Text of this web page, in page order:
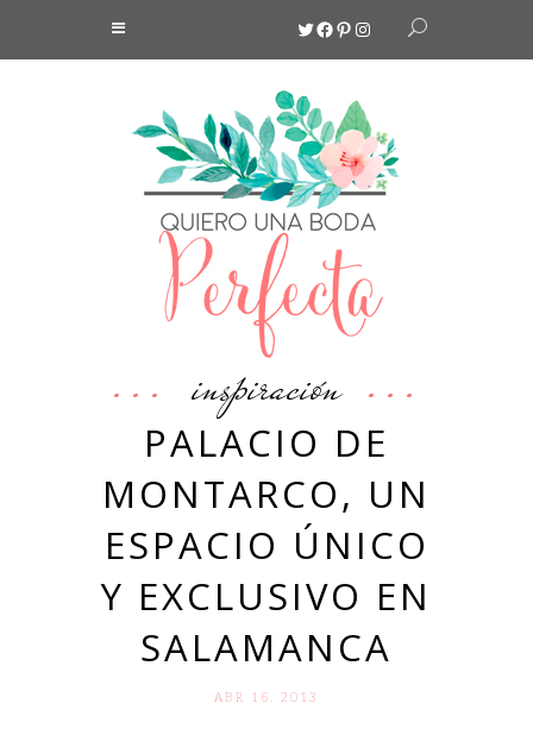
Twitter
Facebook
Pinterest
Instagram
inspiración
PALACIO DE
MONTARCO, UN
ESPACIO ÚNICO
Y EXCLUSIVO EN
SALAMANCA
ABR 16. 2013